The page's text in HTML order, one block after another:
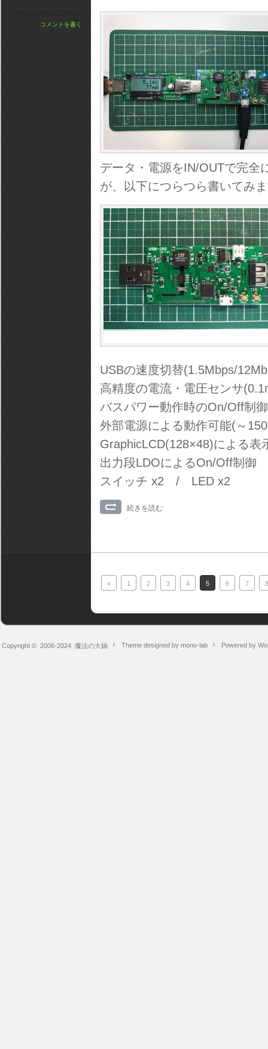
データ・電源をIN/OUTで完全
が、以下につらつら書いてみ
USBの速度切替(1.5Mbps/
高精度の電流・電圧センサ
バスパワー動作時のOn/Off制
外部電源による動作可能(～
GraphicLCD(128×48)による表
出力段LDOによるOn/Off制御
スイッチ x2 / LED x2
続きを読む
コメントを書く
« 1 2 3 4 5 6 7 8
Copyright © 2006-2024 魔法の大鍋 Theme designed by mono-lab Powered by